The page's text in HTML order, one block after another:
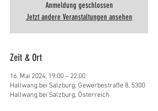
Anmeldung geschlossen
Jetzt andere Veranstaltungen ansehen
Zeit & Ort
16. Mai 2024, 19:00 – 22:00
Hallwang bei Salzburg, Gewerbestraße 8, 5300
Hallwang bei Salzburg, Österreich